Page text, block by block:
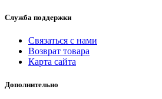
Служба поддержки
Связаться с нами
Возврат товара
Карта сайта
Дополнительно